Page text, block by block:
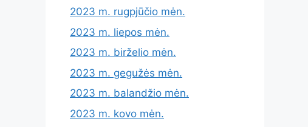
2023 m. rugpjūčio mėn.
2023 m. liepos mėn.
2023 m. birželio mėn.
2023 m. gegužės mėn.
2023 m. balandžio mėn.
2023 m. kovo mėn.